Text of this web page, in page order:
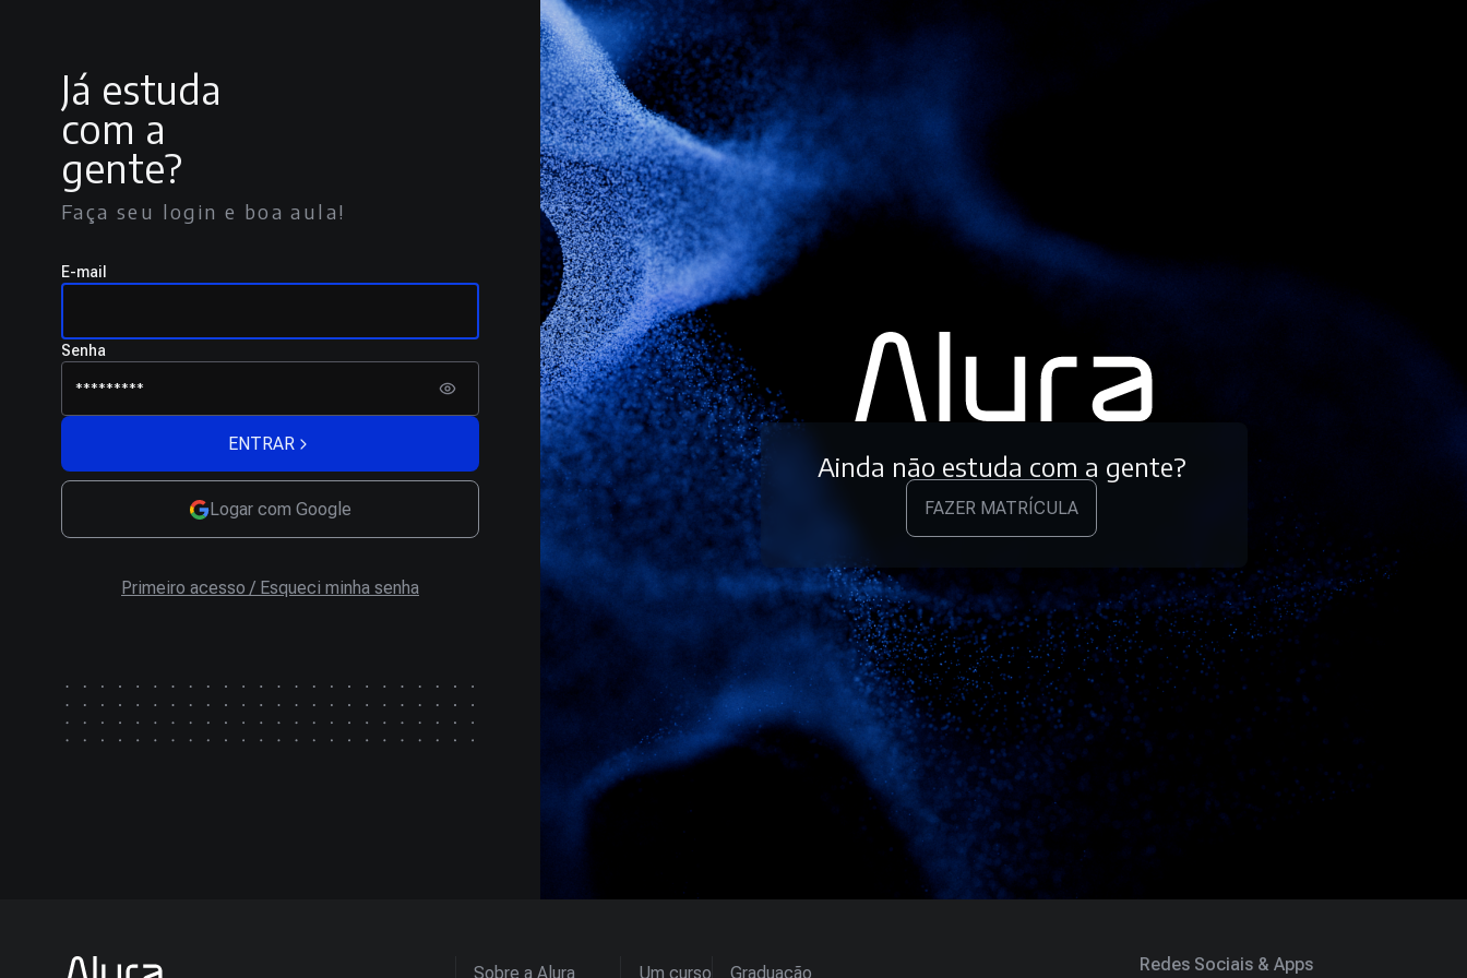
Já estuda
com a
gente?
Faça seu login e boa aula!
E-mail
Senha
ENTRAR
Logar com Google
Primeiro acesso / Esqueci minha senha
Ainda não estuda com a gente?
FAZER MATRÍCULA
Sobre a Alura Um curso Graduação Redes Sociais & Apps